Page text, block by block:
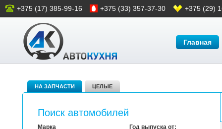
+375 (17) 385-99-16 +375 (33) 357-37-30 +375 (29)
Главная
НА ЗАПЧАСТИ ЦЕЛЫЕ
Поиск автомобилей
Марка Год выпуска от: